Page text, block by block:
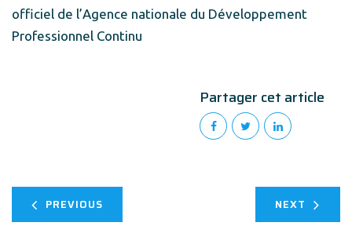
officiel de l’Agence nationale du Développement
Professionnel Continu
Partager cet article
PREVIOUS NEXT